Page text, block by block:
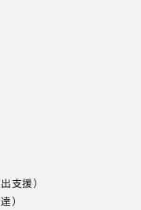
支援）
）